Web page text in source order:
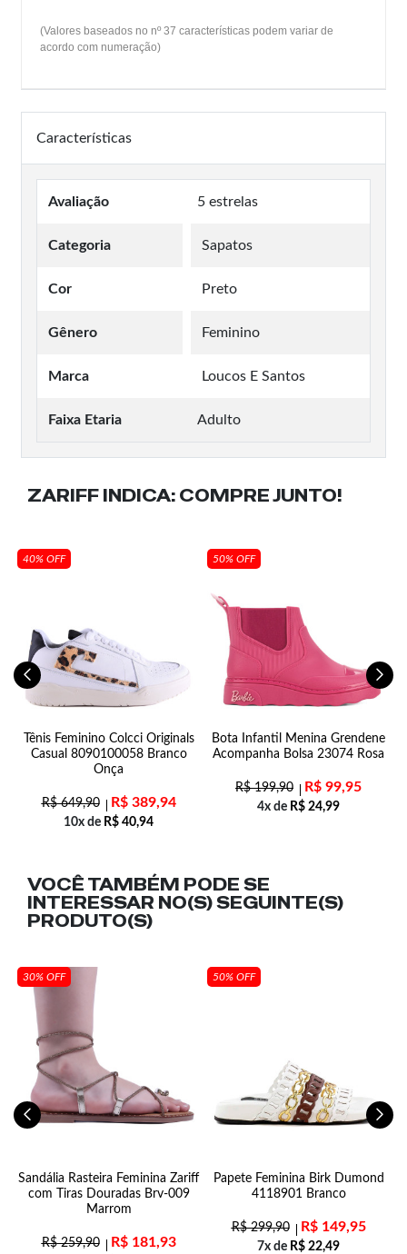
(Valores baseados no nº 37 características podem variar de
acordo com numeração)
Características
Avaliação 5 estrelas
Categoria Sapatos
Cor Preto
Gênero Feminino
Marca Loucos E Santos
Faixa Etaria Adulto
ZARIFF INDICA: COMPRE JUNTO!
40% OFF
Tênis Feminino Colcci Originals
Casual 8090100058 Branco
Onça
R$649,90 R$389,94
10x de R$ 40,94
50% OFF
Bota Infantil Menina Grendene
Acompanha Bolsa 23074 Rosa
R$199,90 R$ 99,95
4x de R$ 24,99
VOCÊ TAMBÉM PODE SE
INTERESSAR NO(S) SEGUINTE(S)
PRODUTO(S)
30% OFF
Sandália Rasteira Feminina Zariff
com Tiras Douradas Brv-009
Marrom
R$259,90 R$181,93
50% OFF
Papete Feminina Birk Dumond
4118901 Branco
R$299,90 R$149,95
7x de R$ 22,49